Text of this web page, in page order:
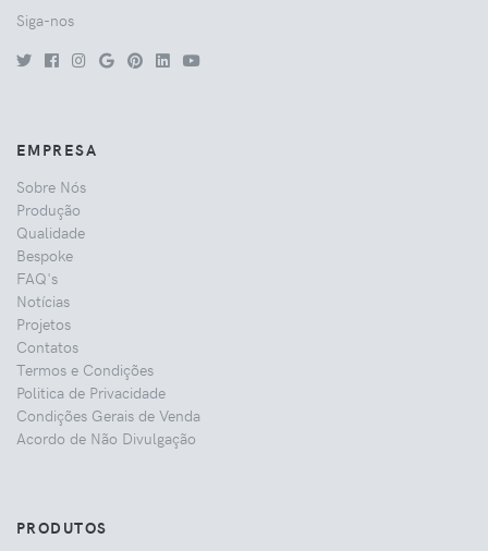
Siga-nos
EMPRESA
Sobre Nós
Produção
Qualidade
Bespoke
FAQ's
Notícias
Projetos
Contatos
Termos e Condições
Politica de Privacidade
Condições Gerais de Venda
Acordo de Não Divulgação
PRODUTOS